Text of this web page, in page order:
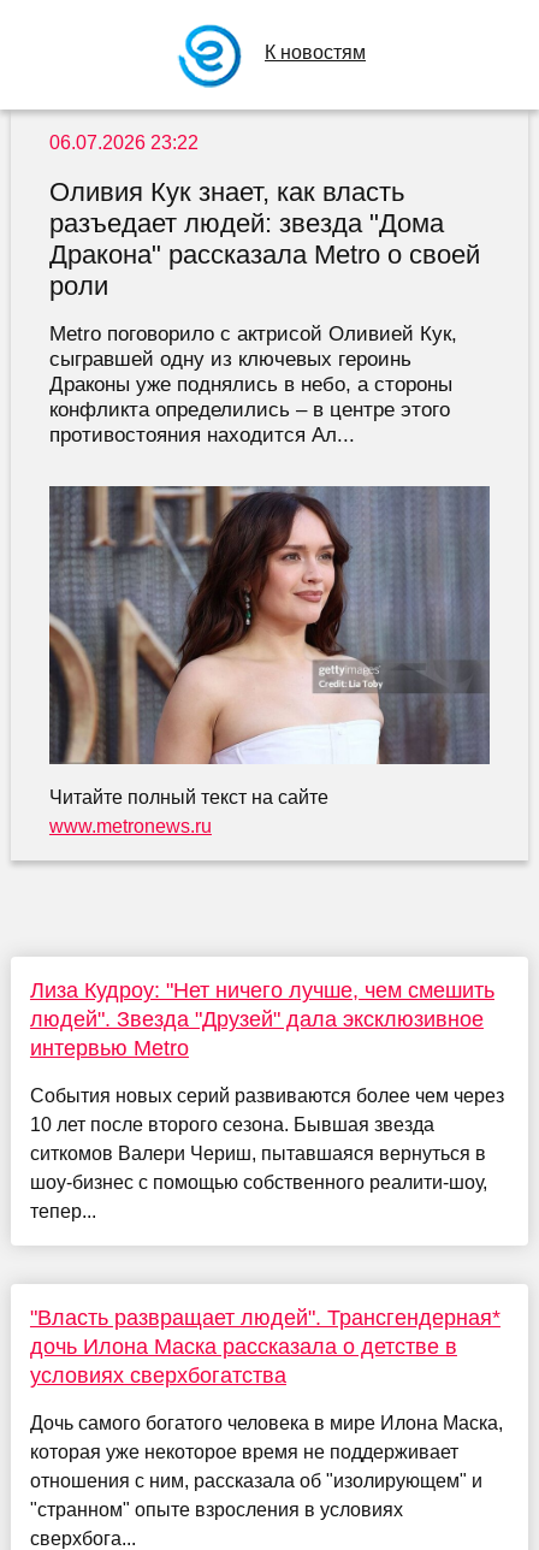
К новостям
06.07.2026 23:22
Оливия Кук знает, как власть
разъедает людей: звезда "Дома
Дракона" рассказала Metro о своей
роли
Metro поговорило с актрисой Оливией Кук,
сыгравшей одну из ключевых героинь
Драконы уже поднялись в небо, а стороны
конфликта определились – в центре этого
противостояния находится Ал...
Читайте полный текст на сайте
www.metronews.ru
Лиза Кудроу: "Нет ничего лучше, чем смешить
людей". Звезда "Друзей" дала эксклюзивное
интервью Metro
События новых серий развиваются более чем через
10 лет после второго сезона. Бывшая звезда
ситкомов Валери Чериш, пытавшаяся вернуться в
шоу-бизнес с помощью собственного реалити-шоу,
тепер...
"Власть развращает людей". Трансгендерная*
дочь Илона Маска рассказала о детстве в
условиях сверхбогатства
Дочь самого богатого человека в мире Илона Маска,
которая уже некоторое время не поддерживает
отношения с ним, рассказала об "изолирующем" и
"странном" опыте взросления в условиях
сверхбога...